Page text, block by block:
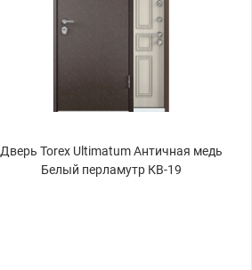
Дверь Torex Ultimatum Античная медь
Белый перламутр КВ-19